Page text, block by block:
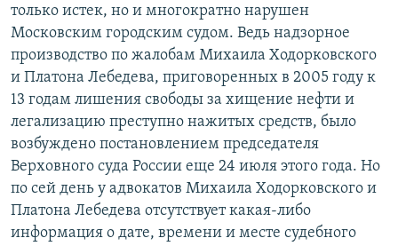
только истек, но и многократно нарушен
Московским городским судом. Ведь надзорное
производство по жалобам Михаила Ходорковского
и Платона Лебедева, приговоренных в 2005 году к
13 годам лишения свободы за хищение нефти и
легализацию преступно нажитых средств, было
возбуждено постановлением председателя
Верховного суда России еще 24 июля этого года. Но
по сей день у адвокатов Михаила Ходорковского и
Платона Лебедева отсутствует какая-либо
информация о дате, времени и месте судебного